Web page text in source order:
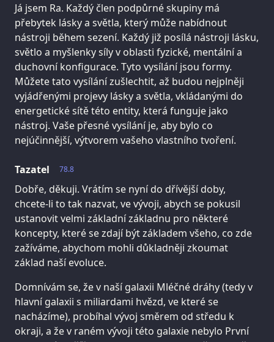
Já jsem Ra. Každý člen podpůrné skupiny má
přebytek lásky a světla, který může nabídnout
nástroji během sezení. Každý již posílá nástroji lásku,
světlo a myšlenky síly v oblasti fyzické, mentální a
duchovní konfigurace. Tyto vysílání jsou formy.
Můžete tato vysílání zušlechtit, až budou nejplněji
vyjádřenými projevy lásky a světla, vkládanými do
energetické sítě této entity, která funguje jako
nástroj. Vaše přesné vysílání je, aby bylo co
nejúčinnější, výtvorem vašeho vlastního tvoření.
78.8
Tazatel
Dobře, děkuji. Vrátím se nyní do dřívější doby,
chcete-li to tak nazvat, ve vývoji, abych se pokusil
ustanovit velmi základní základnu pro některé
koncepty, které se zdají být základem všeho, co zde
zažíváme, abychom mohli důkladněji zkoumat
základ naší evoluce.
Domnívám se, že v naší galaxii Mléčné dráhy (tedy v
hlavní galaxii s miliardami hvězd, ve které se
nacházíme), probíhal vývoj směrem od středu k
okraji, a že v raném vývoji této galaxie nebylo První